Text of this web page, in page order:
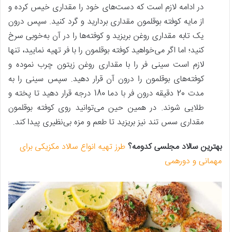
در ادامه لازم است که دست‌های خود را مقداری خیس کرده و
از مایه کوفته بوقلمون مقداری بردارید و گرد کنید. سپس درون
یک تابه مقداری روغن بریزید و کوفته‌ها را در آن به‌خوبی سرخ
کنید؛ اما اگر می‌خواهید کوفته بوقلمون را با فر تهیه نمایید، تنها
لازم است سینی فر را با مقداری روغن زیتون چرب نموده و
کوفته‌های بوقلمون را درون آن قرار دهید. سپس سینی را به
مدت 20 دقیقه درون فر با دما 180 درجه قرار دهید تا پخته و
طلایی شوند. در همین حین می‌توانید روی کوفته بوقلمون
مقداری سس تند نیز بریزید تا طعم و مزه بی‌نظیری پیدا کند.
بهترین سالاد مجلسی کدومه؟ طرز تهیه انواع سالاد مکزیکی برای
مهمانی و دورهمی